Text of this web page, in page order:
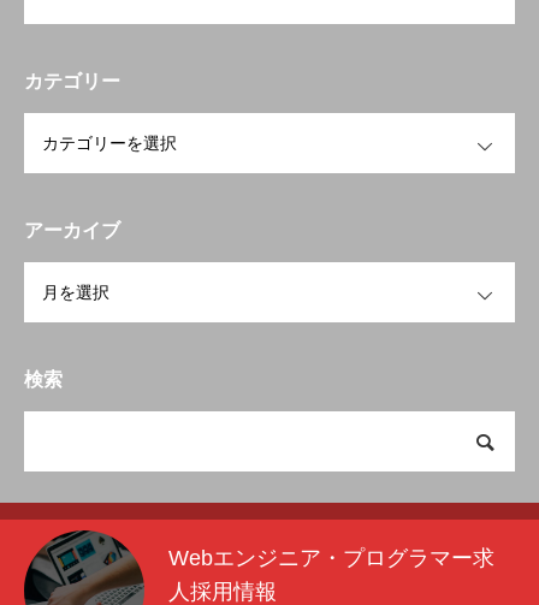
カテゴリー
アーカイブ
検索
Webエンジニア・プログラマー求
人採用情報